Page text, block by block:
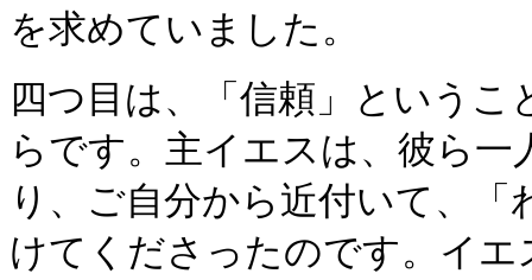
を求めていました。
四つ目は、「信頼」という
らです。主イエスは、彼ら
り、ご自分から近付いて、
けてくださったのです。イ